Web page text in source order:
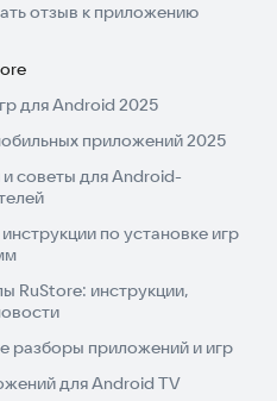
отзыв к приложению
для Android 2025
приложений 2025
советы для Android-
по установке игр
RuStore: инструкции,
разборы приложений и игр
для Android TV